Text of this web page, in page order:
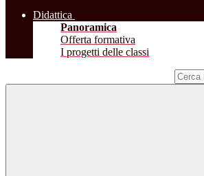
Didattica
Panoramica
Offerta formativa
I progetti delle classi